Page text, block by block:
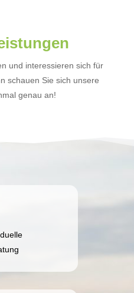
und interessieren sich für
schauen Sie sich unsere
genau an!